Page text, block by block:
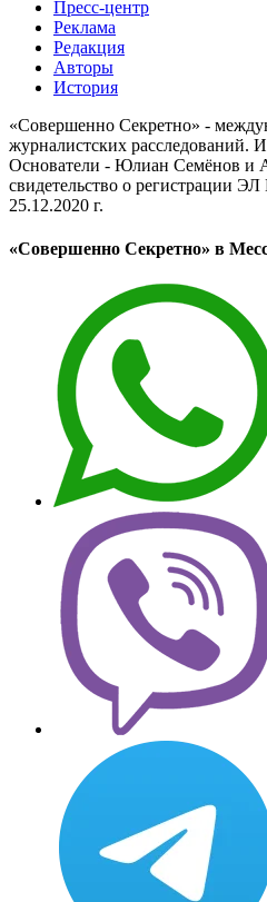
Пресс-центр
Реклама
Редакция
Авторы
История
«Совершенно Секретно» -
журналистских расследований.
Основатели - Юлиан Семёнов и
свидетельство о регистрации
25.12.2020 г.
«Совершенно Секретно» в